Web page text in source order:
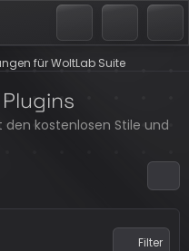
für WoltLab Suite
kostenlosen Stile und
Filter